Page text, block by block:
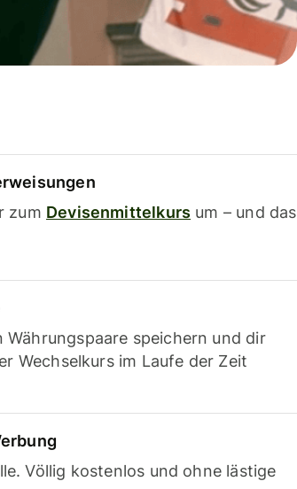
zum Devisenmittelkurs um – und das
speichern und dir
Wechselkurs im Laufe der Zeit
Völlig kostenlos und ohne lästige